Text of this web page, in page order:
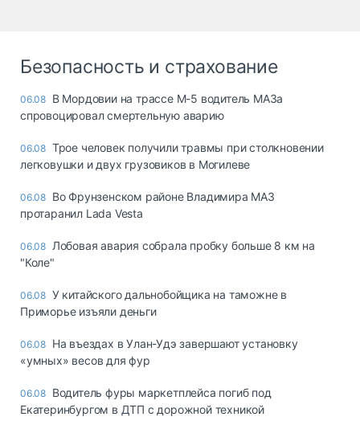
Безопасность и страхование
06.08 В Мордовии на трассе М-5 водитель МАЗа
спровоцировал смертельную аварию
06.08 Трое человек получили травмы при столкновении
легковушки и двух грузовиков в Могилеве
06.08 Во Фрунзенском районе Владимира МАЗ
протаранил Lada Vesta
06.08 Лобовая авария собрала пробку больше 8 км на
"Коле"
06.08 У китайского дальнобойщика на таможне в
Приморье изъяли деньги
06.08 Ha въeздax в Улaн-Удэ зaвepшaют ycтaнoвкy
«yмныx» вecoв для фyp
06.08 Водитель фуры маркетплейса погиб под
Екатеринбургом в ДТП с дорожной техникой